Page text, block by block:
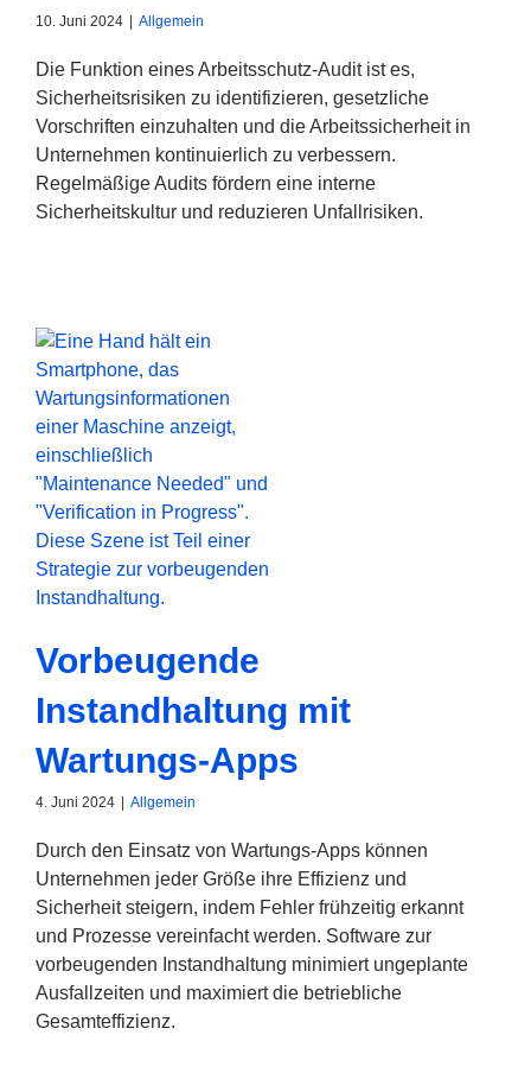
10. Juni 2024 Allgemein
Die Funktion eines Arbeitsschutz-Audit ist es,
Sicherheitsrisiken zu identifizieren, gesetzliche
Vorschriften einzuhalten und die Arbeitssicherheit in
Unternehmen kontinuierlich zu verbessern.
Regelmäßige Audits fördern eine interne
Sicherheitskultur und reduzieren Unfallrisiken.
Vorbeugende
Instandhaltung mit
Wartungs-Apps
4. Juni 2024 Allgemein
Durch den Einsatz von Wartungs-Apps können
Unternehmen jeder Größe ihre Effizienz und
Sicherheit steigern, indem Fehler frühzeitig erkannt
und Prozesse vereinfacht werden. Software zur
vorbeugenden Instandhaltung minimiert ungeplante
Ausfallzeiten und maximiert die betriebliche
Gesamteffizienz.